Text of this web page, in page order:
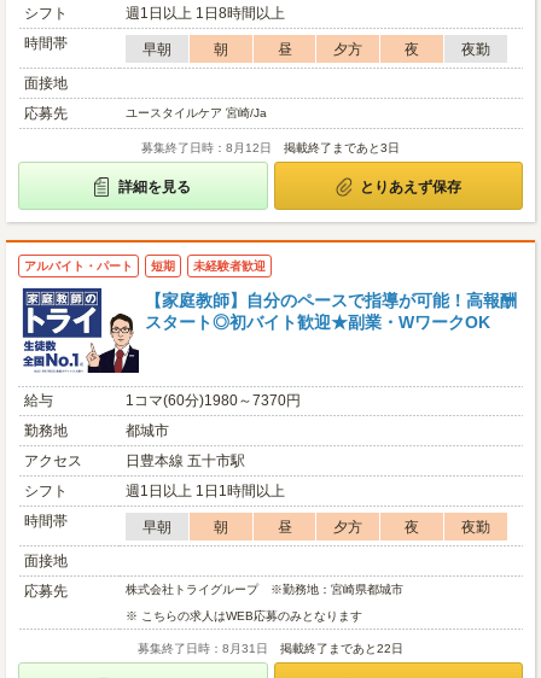
シフト
週1日以上 1日8時間以上
時間帯
早朝 朝 昼 夕方 夜
夜勤
面接地
応募先
ユースタイルケア 宮崎/Ja
募集終了日時：8月12日 掲載終了まであと3日
詳細を見る とりあえず保存
アルバイト・パート 短期 未経験者歓迎
【家庭教師】自分のペースで指導が可能！高報酬
スタート◎初バイト歓迎★副業・WワークOK
給与
1コマ(60分)1980～7370円
勤務地
都城市
アクセス
日豊本線 五十市駅
シフト
週1日以上 1日1時間以上
時間帯
早朝 朝 昼 夕方 夜
夜勤
面接地
応募先
株式会社トライグループ ※勤務地：宮崎県都城市
※ こちらの求人はWEB応募のみとなります
募集終了日時：8月31日 掲載終了まであと22日